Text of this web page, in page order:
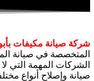
شركة صيانة مكيفات
المتخصصة في صيانة
الشركات المهمة التي
صيانة وإصلاح أنواع